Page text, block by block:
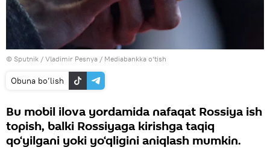
© Sputnik / Vladimir Pesnya / Mediabankka o‘tish
Obuna bo‘lish
Bu mobil ilova yordamida nafaqat Rossiya ish
topish, balki Rossiyaga kirishga taqiq
qo‘yilgani yoki yo‘qligini aniqlash mumkin.